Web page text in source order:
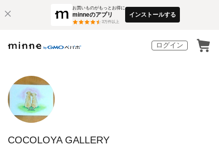
お買いものがもっとお得に
minneのアプリ
3万件以上
インストールする
ログイン
COCOLOYA GALLERY